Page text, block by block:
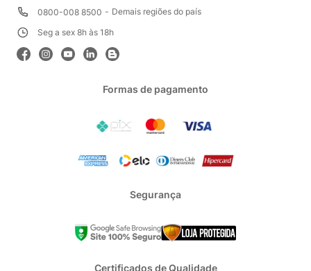
0800-008 8500
Demais regiões do país
Seg a sex 8h às 18h
Formas de pagamento
Segurança
Certificados de Qualidade